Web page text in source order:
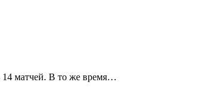
14 матчей. В то же время…